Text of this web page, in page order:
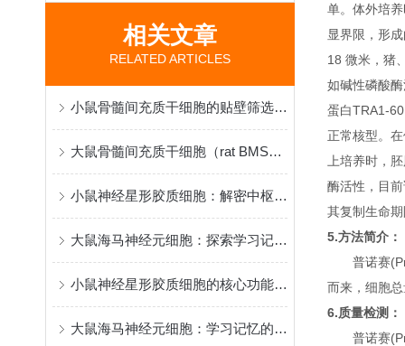
相关文章
RELATED ARTICLES
小鼠骨髓间充质干细胞的贴壁筛选原理与再生医学研究应用
大鼠骨髓间充质干细胞（rat BMSCs）分离、鉴定与应用
小鼠神经星形胶质细胞：解密中枢神经系统功能与疾病机制的核心模型
大鼠海马神经元细胞：探索学习记忆机制与脑疾病病理的黄金模型
小鼠神经星形胶质细胞的核心功能和应用特点
大鼠海马神经元细胞：学习记忆的核心模型
单。体外培
显界限，形
18 微米，猪
如碱性磷酸
蛋白TRA1-
正常核型。
上培养时，
酶活性，目
其复制生命
5.方法简介：
普诺赛
而来，细胞
6.质量检测：
普诺赛